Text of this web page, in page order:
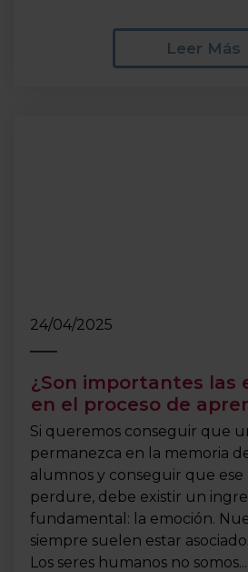
Leer Más
24/04/2025
¿Son importantes las
en el proceso de
Si queremos conseguir que
permanezca en la memoria
alumnos y conseguir que
perdure, debe existir un
fundamental: la emoción.
siempre suelen estar
Los seres humanos no somos...